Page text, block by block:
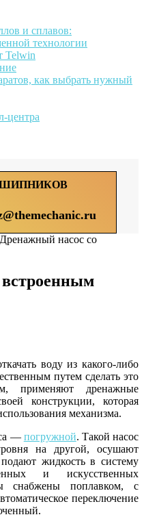
и сплавов:
технологии
как выбрать нужный
центра
Дренажный насос со
воду из какого-либо
путем сделать это
применяют дренажные
конструкции, которая
механизма.
— погружной. Такой насос
на другой, осушают
жидкость в систему
и искусственных
снабжены поплавком, с
переключение